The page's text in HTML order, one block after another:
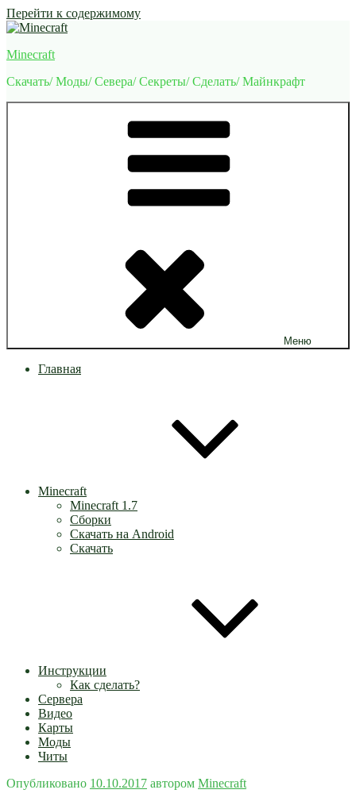
Перейти к содержимому
Minecraft
Скачать/ Моды/ Севера/ Секреты/ Сделать/ Майнкрафт
Меню
Главная
Minecraft
Minecraft 1.7
Сборки
Скачать на Android
Скачать
Инструкции
Как сделать?
Сервера
Видео
Карты
Моды
Читы
Опубликовано 10.10.2017 автором Minecraft